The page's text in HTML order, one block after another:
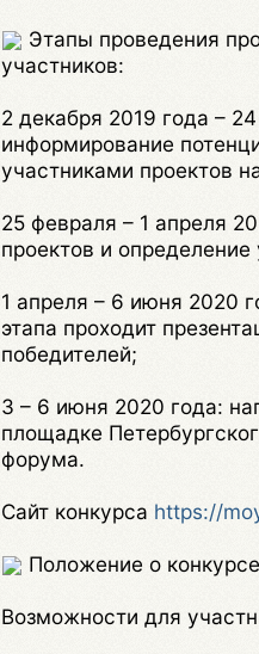
Этапы проведения
участников:
2 декабря 2019 года –
информирование
участниками проектов
25 февраля – 1 апреля
проектов и
1 апреля – 6 июня 2020
этапа проходит
победителей;
3 – 6 июня 2020 года:
площадке
форума.
Сайт конкурса https://
Положение о
Возможности для